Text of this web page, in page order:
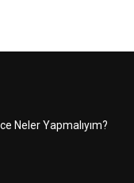
Neler Yapmalıyım?